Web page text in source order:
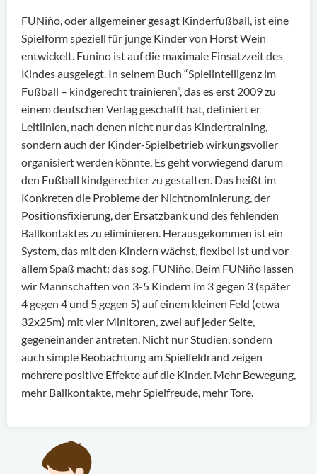
FUNiño, oder allgemeiner gesagt Kinderfußball, ist eine
Spielform speziell für junge Kinder von Horst Wein
entwickelt. Funino ist auf die maximale Einsatzzeit des
Kindes ausgelegt. In seinem Buch “Spielintelligenz im
Fußball – kindgerecht trainieren”, das es erst 2009 zu
einem deutschen Verlag geschafft hat, definiert er
Leitlinien, nach denen nicht nur das Kindertraining,
sondern auch der Kinder-Spielbetrieb wirkungsvoller
organisiert werden könnte. Es geht vorwiegend darum
den Fußball kindgerechter zu gestalten. Das heißt im
Konkreten die Probleme der Nichtnominierung, der
Positionsfixierung, der Ersatzbank und des fehlenden
Ballkontaktes zu eliminieren. Herausgekommen ist ein
System, das mit den Kindern wächst, flexibel ist und vor
allem Spaß macht: das sog. FUNiño. Beim FUNiño lassen
wir Mannschaften von 3-5 Kindern im 3 gegen 3 (später
4 gegen 4 und 5 gegen 5) auf einem kleinen Feld (etwa
32x25m) mit vier Minitoren, zwei auf jeder Seite,
gegeneinander antreten. Nicht nur Studien, sondern
auch simple Beobachtung am Spielfeldrand zeigen
mehrere positive Effekte auf die Kinder. Mehr Bewegung,
mehr Ballkontakte, mehr Spielfreude, mehr Tore.